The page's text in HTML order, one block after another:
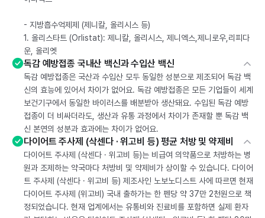
- 지방흡수억제제 (제니칼, 올리시스 등)
1. 올리스타트 (Orlistat): 제니칼, 올리시스, 제니엑스,제니로우,리피다
운, 올리엣
독감 예방접종 국내산 백신과 수입산 백신
독감 예방접종은 국산과 수입산 모두 동일한 성분으로 제조되어 독감 백
신의 효능에 있어서 차이가 없어요. 독감 예방접종은 모든 기업들이 세계
보건기구에서 동일한 바이러스를 배분받아 생산돼요. 수입된 독감 예방
접종이 더 비싸더라도, 생산과 유통 과정에서 차이가 존재할 뿐 독감 백
신 본연의 성분과 효과에는 차이가 없어요.
다이어트 주사제 (삭센다 · 위고비 등) 평균 처방 및 약제비
다이어트 주사제 (삭센다 · 위고비 등)는 비급여 의약품으로 처방하는 병
원과 조제하는 약국마다 처방비 및 약제비가 상이할 수 있습니다. 다이어
트 주사제 (삭센다 · 위고비 등) 제조사인 노보노디스트 사에 따르면 현재
다이어트 주사제 (위고비) 국내 출하가는 한 펜당 약 37만 2천원으로 책
정되었습니다. 현재 업계에서는 유통비와 진료비를 포함하면 실제 환자